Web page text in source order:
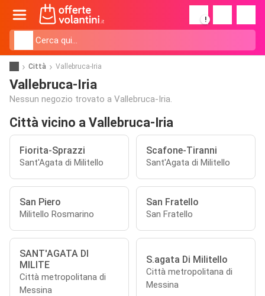
!
Città Vallebruca-Iria
Vallebruca-Iria
Nessun negozio trovato a Vallebruca-Iria.
Città vicino a Vallebruca-Iria
Fiorita-Sprazzi
Sant'Agata di Militello
Scafone-Tiranni
Sant'Agata di Militello
San Piero
Militello Rosmarino
San Fratello
San Fratello
SANT'AGATA DI
MILITE
Città metropolitana di
Messina
S.agata Di Militello
Città metropolitana di
Messina